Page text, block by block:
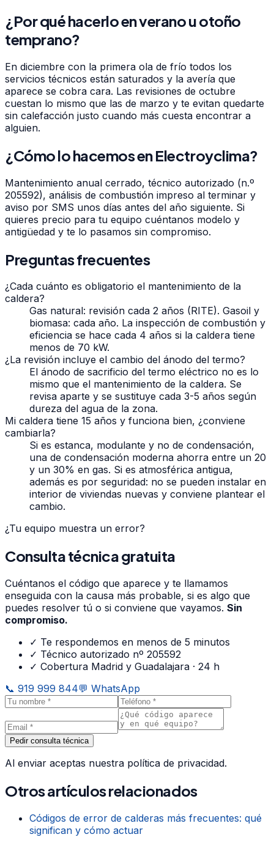
¿Por qué hacerlo en verano u otoño
temprano?
En diciembre con la primera ola de frío todos los
servicios técnicos están saturados y la avería que
aparece se cobra cara. Las revisiones de octubre
cuestan lo mismo que las de marzo y te evitan quedarte
sin calefacción justo cuando más cuesta encontrar a
alguien.
¿Cómo lo hacemos en Electroyclima?
Mantenimiento anual cerrado, técnico autorizado (n.º
205592), análisis de combustión impreso al terminar y
aviso por SMS unos días antes del año siguiente. Si
quieres precio para tu equipo cuéntanos modelo y
antigüedad y te lo pasamos sin compromiso.
Preguntas frecuentes
¿Cada cuánto es obligatorio el mantenimiento de la
caldera?
Gas natural: revisión cada 2 años (RITE). Gasoil y
biomasa: cada año. La inspección de combustión y
eficiencia se hace cada 4 años si la caldera tiene
menos de 70 kW.
¿La revisión incluye el cambio del ánodo del termo?
El ánodo de sacrificio del termo eléctrico no es lo
mismo que el mantenimiento de la caldera. Se
revisa aparte y se sustituye cada 3-5 años según
dureza del agua de la zona.
Mi caldera tiene 15 años y funciona bien, ¿conviene
cambiarla?
Si es estanca, modulante y no de condensación,
una de condensación moderna ahorra entre un 20
y un 30% en gas. Si es atmosférica antigua,
además es por seguridad: no se pueden instalar en
interior de viviendas nuevas y conviene plantear el
cambio.
¿Tu equipo muestra un error?
Consulta técnica gratuita
Cuéntanos el código que aparece y te llamamos
enseguida con la causa más probable, si es algo que
puedes resolver tú o si conviene que vayamos. Sin
compromiso.
✓ Te respondemos en menos de 5 minutos
✓ Técnico autorizado nº 205592
✓ Cobertura Madrid y Guadalajara · 24 h
📞 919 999 844💬 WhatsApp
Pedir consulta técnica
Al enviar aceptas nuestra política de privacidad.
Otros artículos relacionados
Códigos de error de calderas más frecuentes: qué
significan y cómo actuar